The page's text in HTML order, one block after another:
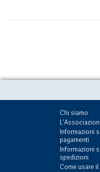
Chi siamo
Informazioni
pagamenti
Informazioni
spedizioni
Come usare